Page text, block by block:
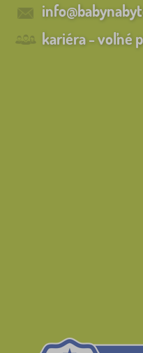
kariéra - voľné